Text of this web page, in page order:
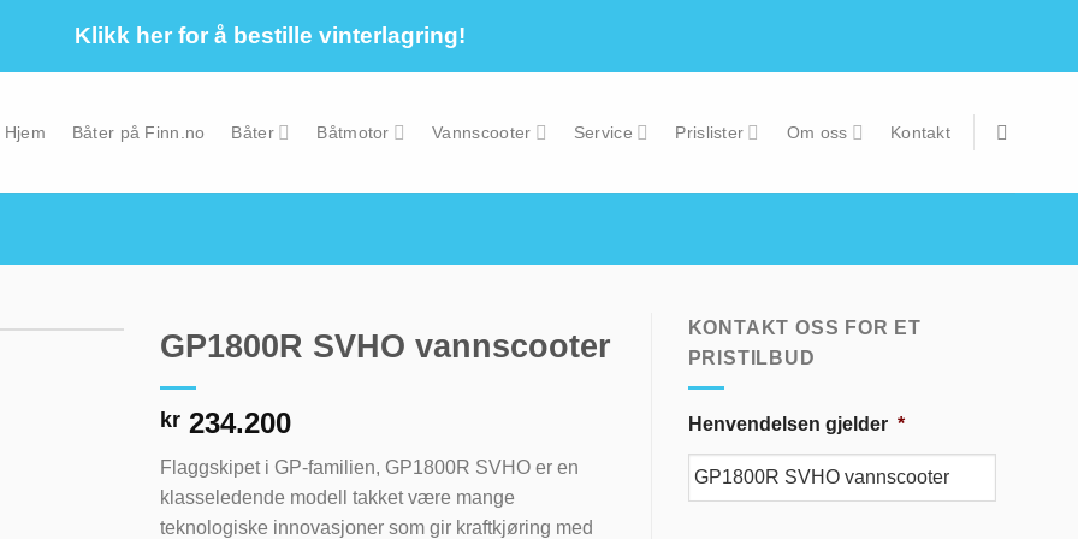
Klikk her for å bestille vinterlagring!
Hjem Båter på Finn.no Båter Båtmotor Vannscooter Service Prislister Om oss Kontakt
GP1800R SVHO vannscooter
kr 234.200
Flaggskipet i GP-familien, GP1800R SVHO er en
klasseledende modell takket være mange
teknologiske innovasjoner som gir kraftkjøring med
KONTAKT OSS FOR ET
PRISTILBUD
Henvendelsen gjelder *